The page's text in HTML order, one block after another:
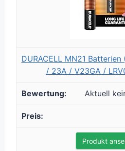
DURACELL MN21
/ 23A / V23GA /
Aktuell
Produkt